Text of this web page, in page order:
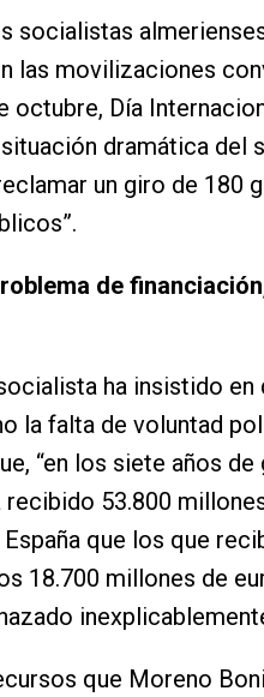
socialistas
las movilizaciones
octubre, Día
dramática del
un giro de 180
de
ha insistido en
la falta de voluntad
“en los siete años
recibido 53.800
que los que
18.700 millones de
que Moreno